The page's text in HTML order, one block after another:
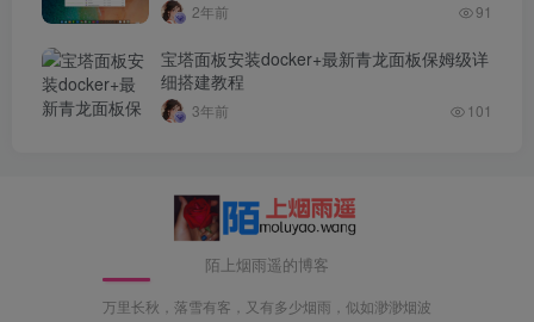
2年前 91
宝塔面板安装docker+最新青龙面板保姆级详
细搭建教程
3年前 101
陌上烟雨遥的博客
万里长秋，落雪有客，又有多少烟雨，似如渺渺烟波